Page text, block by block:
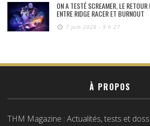
ON A TESTÉ SCREAMER, LE
ENTRE RIDGE RACER ET BURNOUT
7 juin 2026 - 9 h 27
À PROPOS
THM Magazine : Actualités, tests et